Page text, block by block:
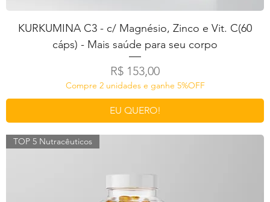
KURKUMINA C3 - c/ Magnésio, Zinco e Vit. C(60
cáps) - Mais saúde para seu corpo
Preço
R$ 153,00
Compre 2 unidades e ganhe 5%OFF
EU QUERO!
TOP 5 Nutracêuticos